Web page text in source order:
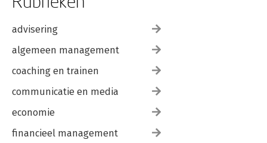
advisering
algemeen management
coaching en trainen
communicatie en media
economie
financieel management